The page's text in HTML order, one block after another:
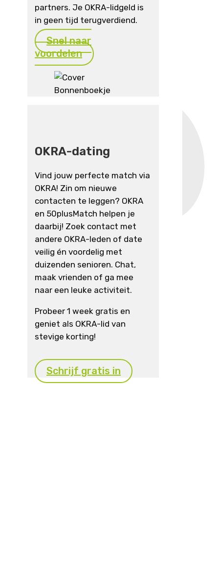
partners. Je OKRA-lidgeld is
in geen tijd terugverdiend.
Snel naar
voordelen
OKRA-dating
Vind jouw perfecte match via
OKRA! Zin om nieuwe
contacten te leggen? OKRA
en 50plusMatch helpen je
daarbij! Zoek contact met
andere OKRA-leden of date
veilig én voordelig met
duizenden senioren. Chat,
maak vrienden of ga mee
naar een leuke activiteit.
Probeer 1 week gratis en
geniet als OKRA-lid van
stevige korting!
Schrijf gratis in